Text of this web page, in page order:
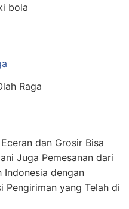
bola
Raga
dan Grosir Bisa
Juga Pemesanan dari
Indonesia dengan
Pengiriman yang Telah di